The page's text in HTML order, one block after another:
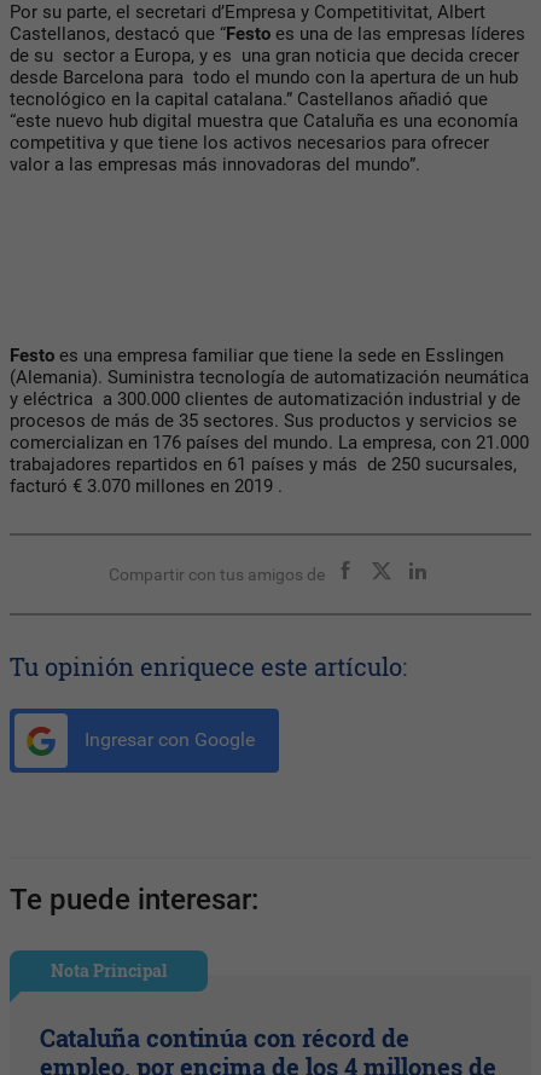
Por su parte, el secretari d’Empresa y Competitivitat, Albert
Castellanos, destacó que “Festo es una de las empresas líderes
de su sector a Europa, y es una gran noticia que decida crecer
desde Barcelona para todo el mundo con la apertura de un hub
tecnológico en la capital catalana.” Castellanos añadió que
“este nuevo hub digital muestra que Cataluña es una economía
competitiva y que tiene los activos necesarios para ofrecer
valor a las empresas más innovadoras del mundo”.
Festo es una empresa familiar que tiene la sede en Esslingen
(Alemania). Suministra tecnología de automatización neumática
y eléctrica a 300.000 clientes de automatización industrial y de
procesos de más de 35 sectores. Sus productos y servicios se
comercializan en 176 países del mundo. La empresa, con 21.000
trabajadores repartidos en 61 países y más de 250 sucursales,
facturó € 3.070 millones en 2019 .
Compartir con tus amigos de
Tu opinión enriquece este artículo:
Ingresar con Google
Te puede interesar:
Nota Principal
Cataluña continúa con récord de
empleo, por encima de los 4 millones de